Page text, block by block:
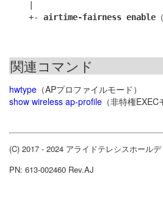
    +-
airtime-fairness enable
関連コマンド
hwtype （APプロファイルモード）
show wireless ap-profile （非特権EXEC
(C) 2017 - 2024 アライドテレシスホール
PN: 613-002460 Rev.AJ